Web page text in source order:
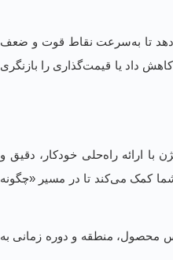
می‌دهد تا به‌سرعت نقاط قوت و ضعف
داد یا قیمت‌گذاری را بازنگری
با ارائه راه‌حلی خودکار، دقیق و
شما کمک می‌کند تا در مسیر «چگونه
محصول، منطقه و دوره زمانی به